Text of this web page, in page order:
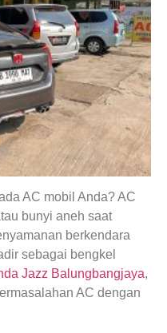
AC mobil Anda? AC
bunyi aneh saat
berkendara
sebagai bengkel
Jazz Balungbangjaya,
AC dengan